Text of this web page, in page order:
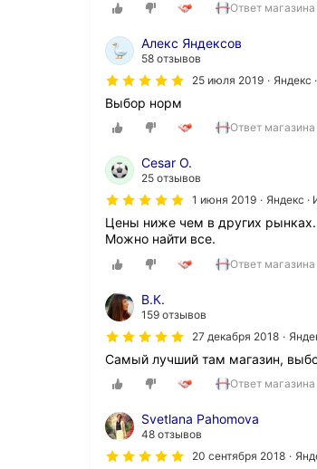
Ответ магазина
Алекс Яндексов
58 отзывов
25 июля 2019
Яндекс
Выбор норм
Ответ магазина
Cesar O.
25 отзывов
1 июня 2019
Яндекс ·
Цены ниже чем в других рынках.
Можно найти все.
Ответ магазина
В.К.
159 отзывов
27 декабря 2018
Самый лучший там магазин,
Ответ магазина
Svetlana Pahomova
48 отзывов
20 сентября 2018